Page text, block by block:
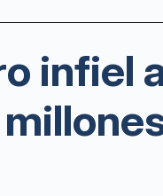
infiel